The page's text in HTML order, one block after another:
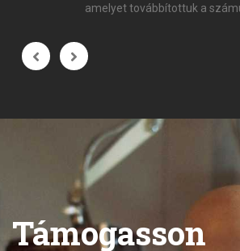
amelyet továbbítottuk a
Támogasson